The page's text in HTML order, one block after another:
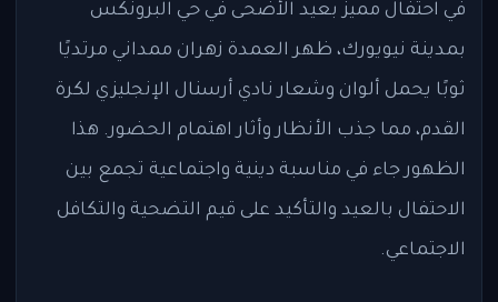
في احتفال مميز بعيد الأضحى في حي البرونكس
بمدينة نيويورك، ظهر العمدة زهران ممداني مرتديًا
ثوبًا يحمل ألوان وشعار نادي أرسنال الإنجليزي لكرة
القدم، مما جذب الأنظار وأثار اهتمام الحضور. هذا
الظهور جاء في مناسبة دينية واجتماعية تجمع بين
الاحتفال بالعيد والتأكيد على قيم التضحية والتكافل
الاجتماعي.